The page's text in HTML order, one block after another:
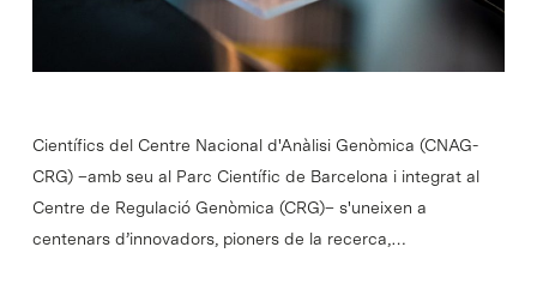
Científics del Centre Nacional d'Anàlisi Genòmica (CNAG-
CRG) –amb seu al Parc Científic de Barcelona i integrat al
Centre de Regulació Genòmica (CRG)– s'uneixen a
centenars d’innovadors, pioners de la recerca,…